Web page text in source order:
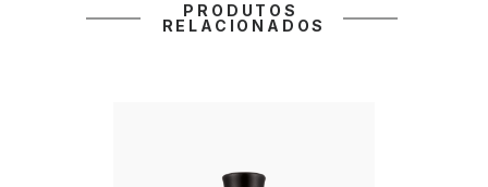
PRODUTOS
RELACIONADOS